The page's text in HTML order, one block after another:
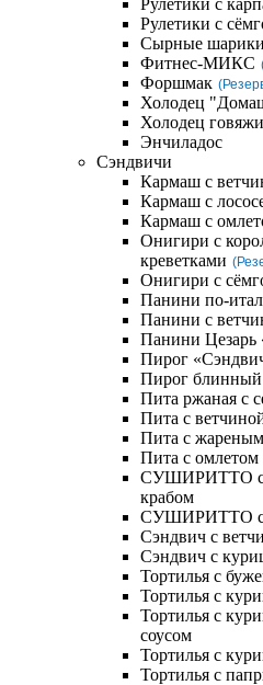
Рулетики с
Рулетики с
Сырные шарики
Фитнес-МИКС
Форшмак
Холодец
Холодец
Энчиладос
Сэндвичи
Кармаш с
Кармаш с
Кармаш с
Онигири с
креветками
Онигири с
Панини по-
Панини с
Панини Цезарь
Пирог
Пирог блинный
Пита ржаная с
Пита с
Пита с
Пита с омлетом
СУШИРИТТО с
крабом
СУШИРИТТО с
Сэндвич с
Сэндвич с
Тортилья с
Тортилья с
Тортилья с
соусом
Тортилья с
Тортилья с